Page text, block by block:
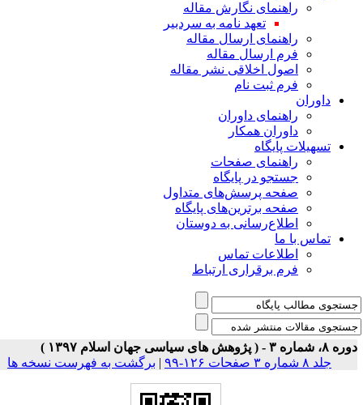
راهنمای نگارش مقاله
تعهد نامه به سردبیر
راهنمای ارسال مقاله
فرم ارسال مقاله
اصول اخلاقی نشر مقاله
فرم ثبت نام
داوران
راهنمای داوران
داوران همکار
تسهیلات پایگاه
راهنمای صفحات
جستجو در پایگاه
صفحه پرسش‌های متداول
صفحه برترین‌های پایگاه
اطلاع‌رسانی به دوستان
تماس با ما
اطلاعات تماس
فرم برقراری ارتباط
۳ - ( پژوهش های سیاسی جهان اسلام ۱۳۹۷ )
جلد ۸ شماره ۳ صفحات ۱۲۶-۹۹
|برگشت به فهرست نسخه ها